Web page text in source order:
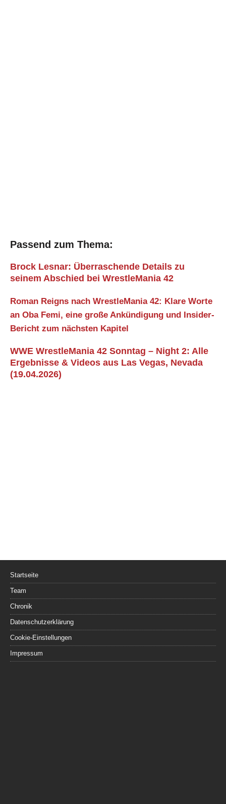
Passend zum Thema:
Brock Lesnar: Überraschende Details zu
seinem Abschied bei WrestleMania 42
Roman Reigns nach WrestleMania 42: Klare Worte
an Oba Femi, eine große Ankündigung und Insider-
Bericht zum nächsten Kapitel
WWE WrestleMania 42 Sonntag – Night 2: Alle
Ergebnisse & Videos aus Las Vegas, Nevada
(19.04.2026)
Startseite
Team
Chronik
Datenschutzerklärung
Cookie-Einstellungen
Impressum